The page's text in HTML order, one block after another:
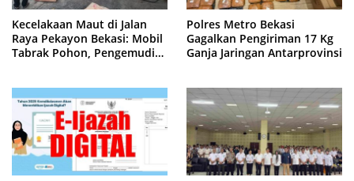
Kecelakaan Maut di Jalan
Raya Pekayon Bekasi: Mobil
Tabrak Pohon, Pengemudi
Polres Metro Bekasi
Gagalkan Pengiriman 17 Kg
Ganja Jaringan Antarprovinsi